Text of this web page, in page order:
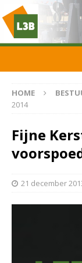
HOME
2014
Fijne
21 december